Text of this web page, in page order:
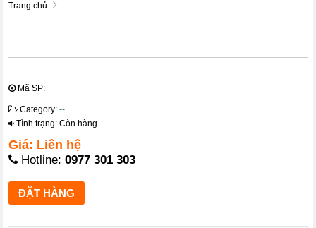
Trang chủ
Mã SP:
Category:--
Tình trạng: Còn hàng
Giá: Liên hệ
Hotline:0977 301 303